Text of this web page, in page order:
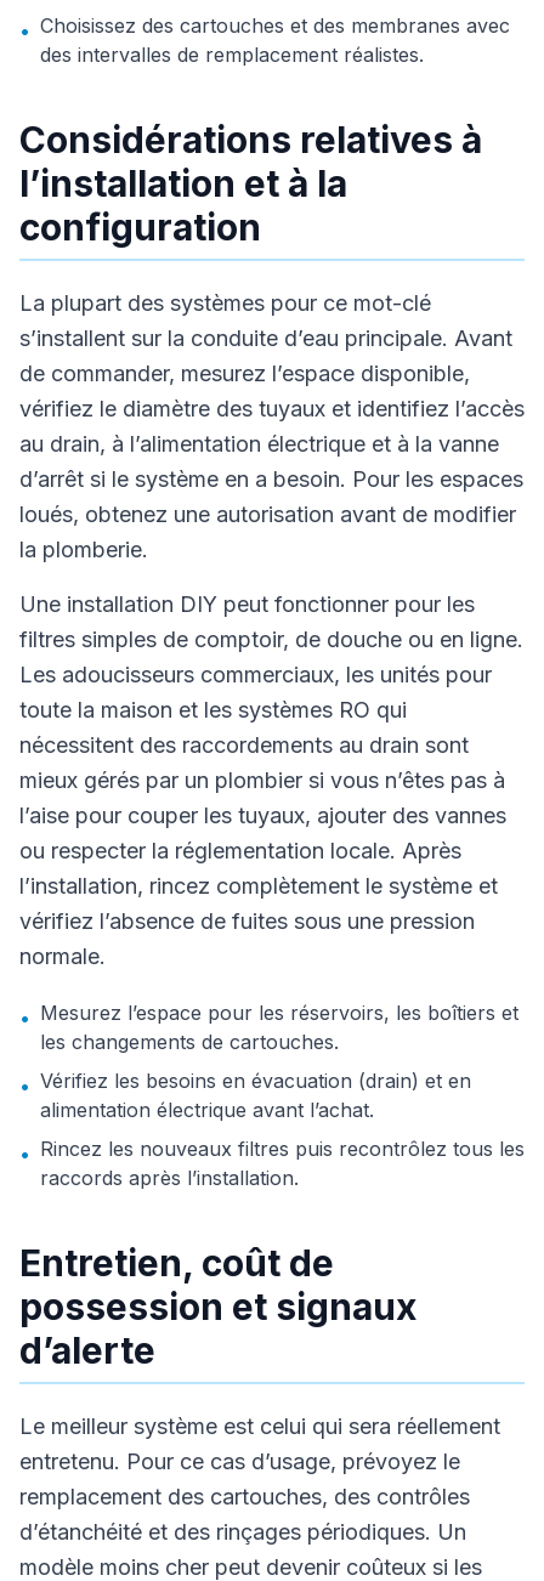
• Choisissez des cartouches et des membranes avec
des intervalles de remplacement réalistes.
Considérations relatives à
l’installation et à la
configuration
La plupart des systèmes pour ce mot-clé
s’installent sur la conduite d’eau principale. Avant
de commander, mesurez l’espace disponible,
vérifiez le diamètre des tuyaux et identifiez l’accès
au drain, à l’alimentation électrique et à la vanne
d’arrêt si le système en a besoin. Pour les espaces
loués, obtenez une autorisation avant de modifier
la plomberie.
Une installation DIY peut fonctionner pour les
filtres simples de comptoir, de douche ou en ligne.
Les adoucisseurs commerciaux, les unités pour
toute la maison et les systèmes RO qui
nécessitent des raccordements au drain sont
mieux gérés par un plombier si vous n’êtes pas à
l’aise pour couper les tuyaux, ajouter des vannes
ou respecter la réglementation locale. Après
l’installation, rincez complètement le système et
vérifiez l’absence de fuites sous une pression
normale.
• Mesurez l’espace pour les réservoirs, les boîtiers et
les changements de cartouches.
• Vérifiez les besoins en évacuation (drain) et en
alimentation électrique avant l’achat.
• Rincez les nouveaux filtres puis recontrôlez tous les
raccords après l’installation.
Entretien, coût de
possession et signaux
d’alerte
Le meilleur système est celui qui sera réellement
entretenu. Pour ce cas d’usage, prévoyez le
remplacement des cartouches, des contrôles
d’étanchéité et des rinçages périodiques. Un
modèle moins cher peut devenir coûteux si les